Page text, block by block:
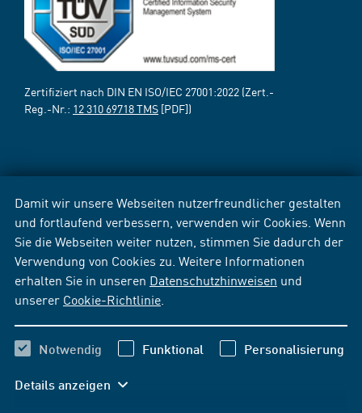
Damit wir unsere Webseiten nutzerfreundlicher gestalten
und fortlaufend verbessern, verwenden wir Cookies. Wenn
Sie die Webseiten weiter nutzen, stimmen Sie dadurch der
Verwendung von Cookies zu. Weitere Informationen
erhalten Sie in unseren Datenschutzhinweisen und
unserer Cookie-Richtlinie
Notwendig Funktional Personalisierung
Details anzeigen
Zertifiziert nach DIN EN ISO/IEC 27001:2022 (Zert.-
Reg.-Nr.: 12 310 69718 TMS [PDF])